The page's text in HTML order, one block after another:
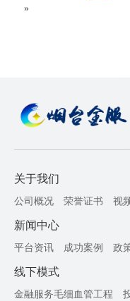
»
关于我们
公司概况 荣誉证书 视
新闻中心
平台资讯 成功案例 政
线下模式
金融服务毛细血管工程